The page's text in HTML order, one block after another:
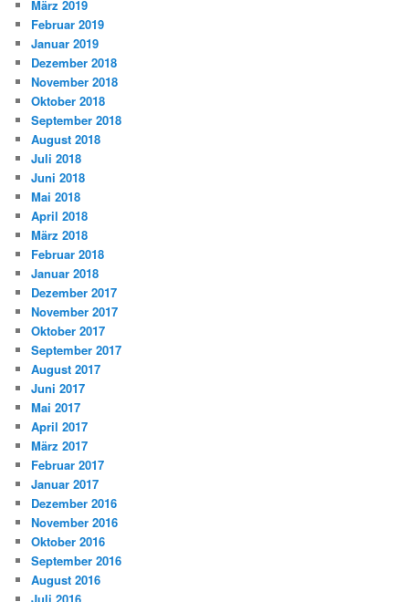
März 2019
Februar 2019
Januar 2019
Dezember 2018
November 2018
Oktober 2018
September 2018
August 2018
Juli 2018
Juni 2018
Mai 2018
April 2018
März 2018
Februar 2018
Januar 2018
Dezember 2017
November 2017
Oktober 2017
September 2017
August 2017
Juni 2017
Mai 2017
April 2017
März 2017
Februar 2017
Januar 2017
Dezember 2016
November 2016
Oktober 2016
September 2016
August 2016